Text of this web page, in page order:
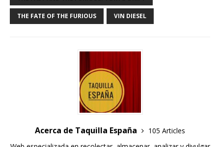
THE FATE OF THE FURIOUS VIN DIESEL
Acerca de Taquilla España
105 Articles